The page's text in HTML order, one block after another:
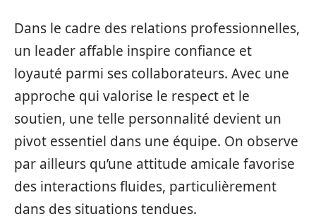
Dans le cadre des relations professionnelles,
un leader affable inspire confiance et
loyauté parmi ses collaborateurs. Avec une
approche qui valorise le respect et le
soutien, une telle personnalité devient un
pivot essentiel dans une équipe. On observe
par ailleurs qu’une attitude amicale favorise
des interactions fluides, particulièrement
dans des situations tendues.